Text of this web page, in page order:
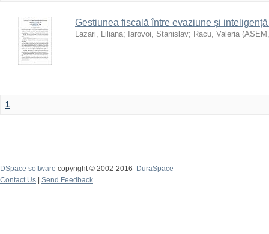
Gestiunea fiscală între evaziune și
Lazari, Liliana; Iarovoi, Stanislav; Racu, Valeria (ASEM
1
DSpace software copyright © 2002-2016
DuraSpace
Contact Us
Send Feedback